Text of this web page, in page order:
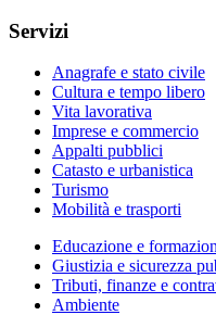
Servizi
Anagrafe e stato civile
Cultura e tempo libero
Vita lavorativa
Imprese e commercio
Appalti pubblici
Catasto e urbanistica
Turismo
Mobilità e trasporti
Educazione e
Giustizia e sicurezza
Tributi, finanze e
Ambiente